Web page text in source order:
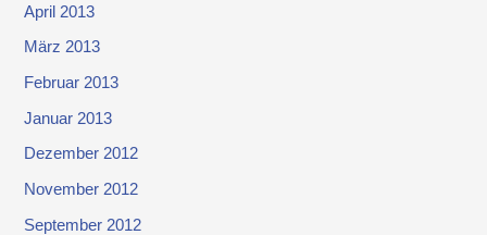
April 2013
März 2013
Februar 2013
Januar 2013
Dezember 2012
November 2012
September 2012